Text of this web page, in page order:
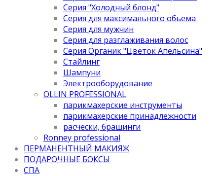
Серия "Холодный блонд"
Серия для максимального обьема
Серия для мужчин
Серия для разглаживания волос
Серия Органик "Цветок Апельсина"
Стайлинг
Шампуни
Электрооборудование
OLLIN PROFESSIONAL
парикмахерские инструменты
парикмахерские принадлежности
расчески, брашинги
Ronney professional
ПЕРМАНЕНТНЫЙ МАКИЯЖ
ПОДАРОЧНЫЕ БОКСЫ
СПА